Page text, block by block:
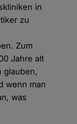
in
zu
Zum
Jahre alt
glauben,
wenn man
was